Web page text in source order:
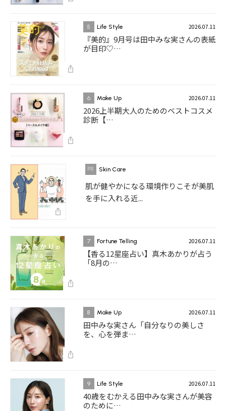
5 Life Style 2026.07.11
『美的』9月号は田中みな実さんの表紙
が目印♡…
6 Make Up 2026.07.11
2026上半期大人のためのベストコスメ
診断【…
Skin Care
肌が健やかになる環境作りこそが美肌
を手に入れる近...
7 Fortune Telling 2026.07.11
【香る12星座占い】真木あかりが占う
「8月の…
8 Make Up 2026.07.11
田中みな実さん「自分なりの美しさ
を、心を弾ま…
9 Life Style 2026.07.11
40歳をむかえる田中みな実さんが美容
のために…